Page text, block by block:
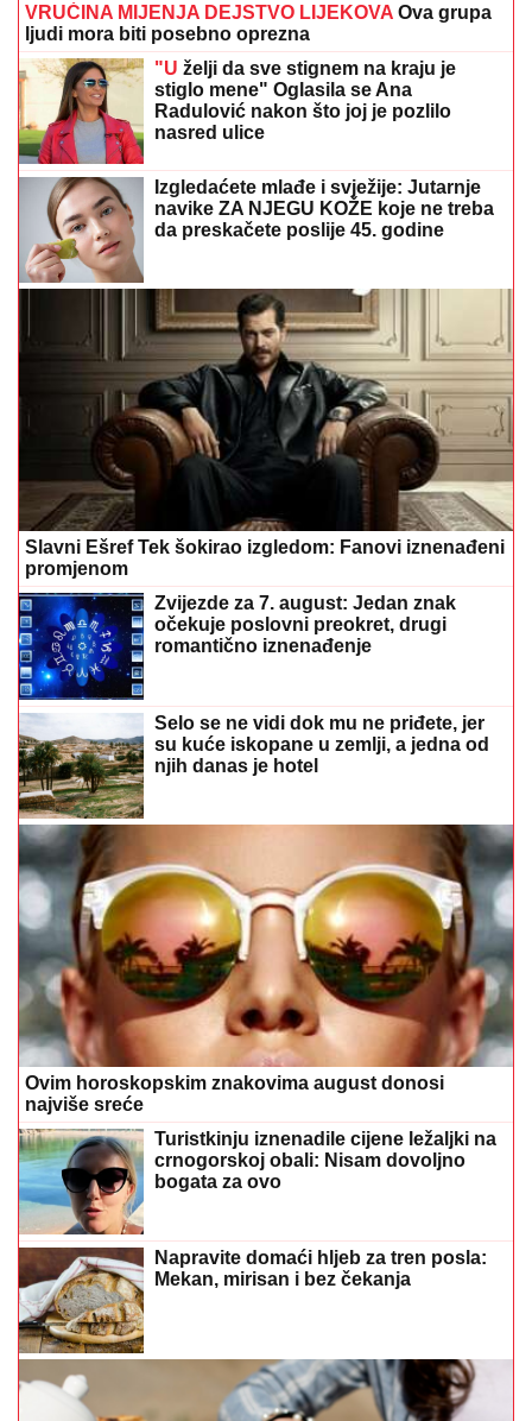
VRUĆINA MIJENJA DEJSTVO LIJEKOVA Ova grupa
ljudi mora biti posebno oprezna
"U želji da sve stignem na kraju je
stiglo mene" Oglasila se Ana
Radulović nakon što joj je pozlilo
nasred ulice
Izgledaćete mlađe i svježije: Jutarnje
navike ZA NJEGU KOŽE koje ne treba
da preskačete poslije 45. godine
Slavni Ešref Tek šokirao izgledom: Fanovi iznenađeni
promjenom
Zvijezde za 7. august: Jedan znak
očekuje poslovni preokret, drugi
romantično iznenađenje
Selo se ne vidi dok mu ne priđete, jer
su kuće iskopane u zemlji, a jedna od
njih danas je hotel
Ovim horoskopskim znakovima august donosi
najviše sreće
Turistkinju iznenadile cijene ležaljki na
crnogorskoj obali: Nisam dovoljno
bogata za ovo
Napravite domaći hljeb za tren posla:
Mekan, mirisan i bez čekanja